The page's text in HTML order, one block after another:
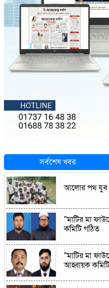
সর্বশেষ খবর
আলোর পথ যুব
"মাটির মা
কমিটি গঠিত
"মাটির মা
আহ্বায়ক